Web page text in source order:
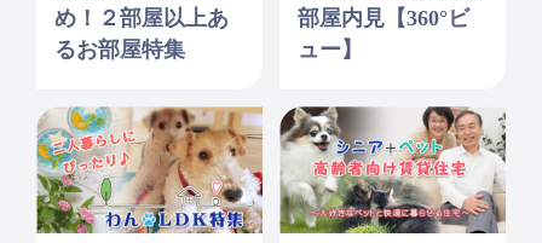
め！２部屋以上あ
るお部屋特集
部屋内見【360°ビ
ュー】